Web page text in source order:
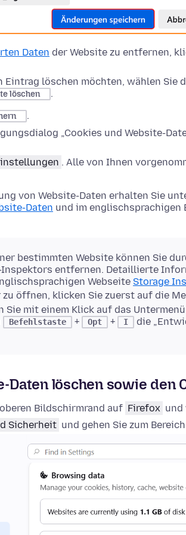
Daten der Website zu entfernen,
Eintrag löschen möchten, wählen Sie
löschen
.
.
„Cookies und Website-
. Alle von Ihnen
von Website-Daten erhalten Sie
Daten und im englischsprachigen
bestimmten Website können Sie
Inspektors entfernen. Detaillierte
Webseite Storage
zu öffnen, klicken Sie zuerst auf die
Sie mit einem Klick auf das Untermenü
Befehlstaste + Opt + I
die
Daten löschen sowie den
Bildschirmrand auf Firefox und
Sicherheit und gehen Sie zum Bereich